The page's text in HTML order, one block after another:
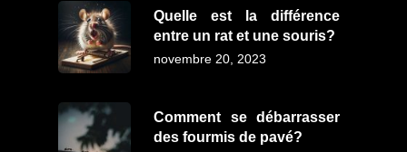
Quelle est la différence
entre un rat et une souris?
novembre 20, 2023
Comment se débarrasser
des fourmis de pavé?